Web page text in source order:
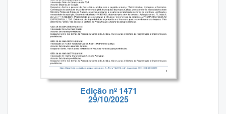
Edição nº 1471
29/10/2025